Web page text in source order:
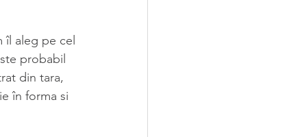
îl aleg pe cel
probabil
din tara,
în forma si